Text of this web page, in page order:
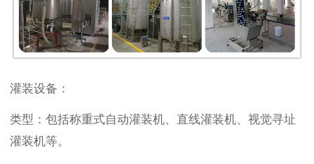
灌装设备：
类型：包括称重式自动灌装机、直线灌装机、视觉寻址
灌装机等。